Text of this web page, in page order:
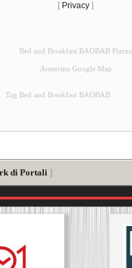
[ Privacy ]
Bed and Breakfast BAOBAB Piazza
Armerina Google Map
Tag Bed and Breakfast BAOBAB
di Portali ]